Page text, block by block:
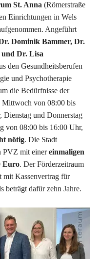
St. Anna (Römerstraße
Einrichtungen in Wels
Angeführt
Dominik Bammer, Dr.
und Dr. Lisa
den Gesundheitsberufen
und Psychotherapie
die Bedürfnisse der
Mittwoch von 08:00 bis
und Donnerstag
von 08:00 bis 16:00 Uhr,
nötig. Die Stadt
PVZ mit einereinmaligen
Euro. Der Förderzeitraum
mit Kassenvertrag für
beträgt dafür zehn Jahre.